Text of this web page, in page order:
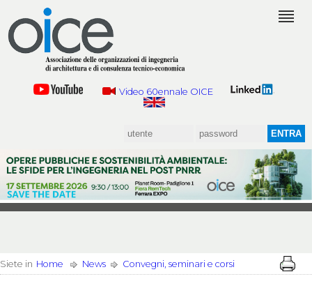
Video 60ennale OICE
Siete in Home News Convegni, seminari e corsi